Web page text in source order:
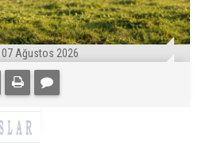
07 Ağustos 2026